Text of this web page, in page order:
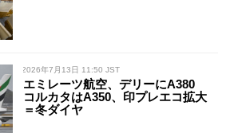
/ 2026年7月13日 11:50 JST
エミレーツ航空、デリーにA380
コルカタはA350、印プレエコ拡大
＝冬ダイヤ